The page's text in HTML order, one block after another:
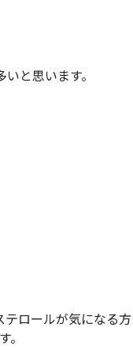
と思います。
ロールが気になる